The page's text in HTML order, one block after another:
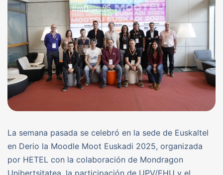
La semana pasada se celebró en la sede de Euskaltel
en Derio la Moodle Moot Euskadi 2025, organizada
por HETEL con la colaboración de Mondragon